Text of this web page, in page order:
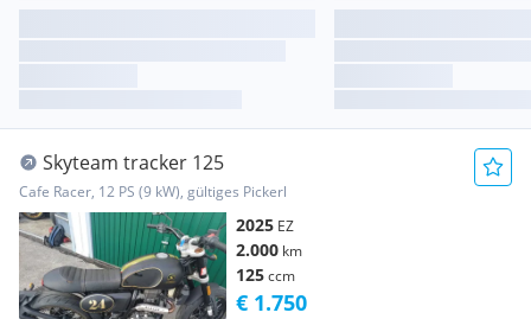
Skyteam tracker 125
Cafe Racer, 12 PS (9 kW), gültiges Pickerl
2025 EZ
2.000 km
125ccm
€ 1.750